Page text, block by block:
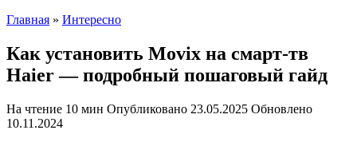
Главная » Интересно
Как установить Movix на смарт-тв
Haier — подробный пошаговый гайд
На чтение 10 мин Опубликовано 23.05.2025 Обновлено
10.11.2024